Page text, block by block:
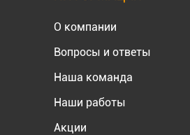
О компании
Вопросы и ответы
Наша команда
Наши работы
Акции